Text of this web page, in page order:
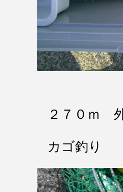
２７０ｍ
カゴ釣り